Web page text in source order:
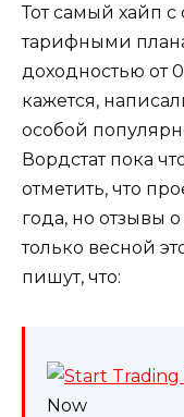
Тот самый хайп
тарифными
доходностью от
кажется,
особой
Вордстат пока
отметить, что
года, но отзывы
только весной
пишут, что:
Now